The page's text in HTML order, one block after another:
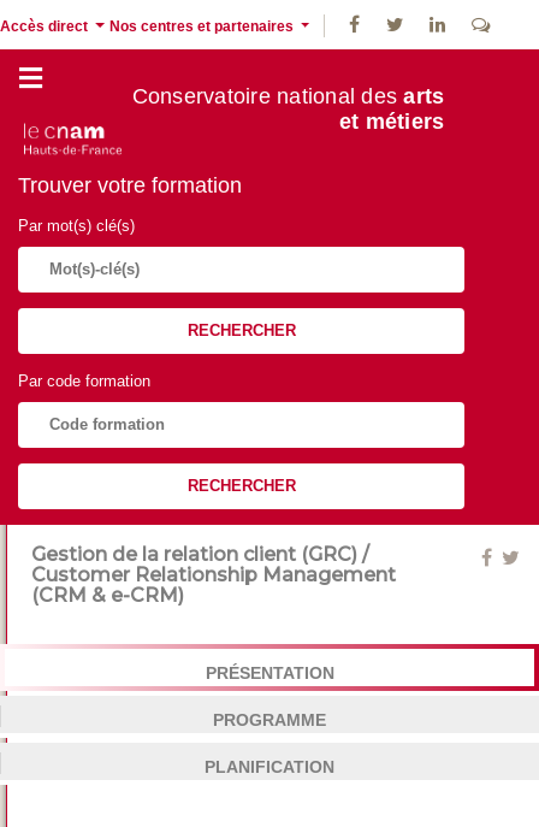
Accès direct Nos centres et partenaires
Conservatoire national desarts
et métiers
Trouver votre formation
Par mot(s) clé(s)
RECHERCHER
Par code formation
RECHERCHER
Gestion de la relation client (GRC) /
Customer Relationship Management
(CRM & e-CRM)
PRÉSENTATION
PROGRAMME
PLANIFICATION